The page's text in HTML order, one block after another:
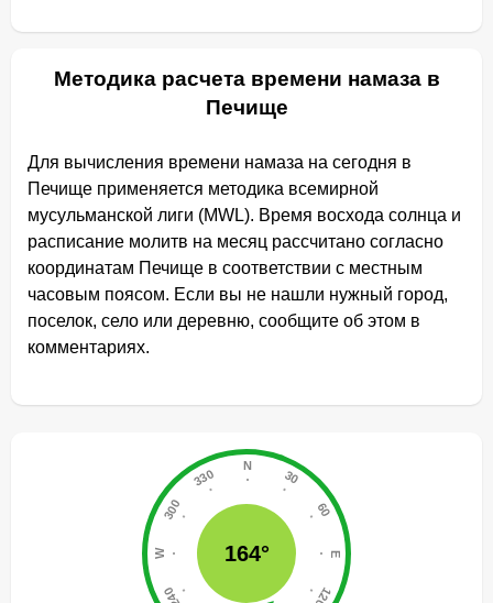
Методика расчета времени намаза в
Печище
Для вычисления времени намаза на сегодня в
Печище применяется методика всемирной
мусульманской лиги (MWL). Время восхода солнца и
расписание молитв на месяц рассчитано согласно
координатам Печище в соответствии с местным
часовым поясом. Если вы не нашли нужный город,
поселок, село или деревню, сообщите об этом в
комментариях.
164°